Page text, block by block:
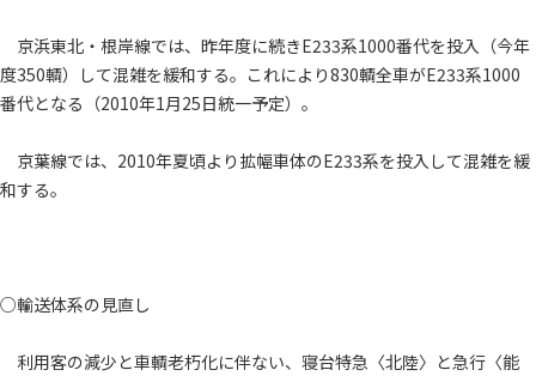
京浜東北・根岸線では、昨年度に続きE233系1000番代を投入（今年
度350輌）して混雑を緩和する。これにより830輌全車がE233系1000
番代となる（2010年1月25日統一予定）。
京葉線では、2010年夏頃より拡幅車体のE233系を投入して混雑を緩
和する。
○輸送体系の見直し
利用客の減少と車輌老朽化に伴ない、寝台特急〈北陸〉と急行〈能